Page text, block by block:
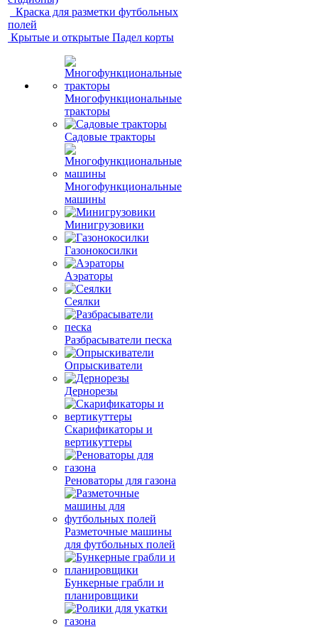
Краска для разметки футбольных
полей
Крытые и открытые Падел корты
Многофункциональные
тракторы
Садовые тракторы
Многофункциональные
машины
Минигрузовики
Газонокосилки
Аэраторы
Сеялки
Разбрасыватели песка
Опрыскиватели
Дернорезы
Скарификаторы и
вертикуттеры
Реноваторы для газона
Разметочные машины
для футбольных полей
Бункерные грабли и
планировщики